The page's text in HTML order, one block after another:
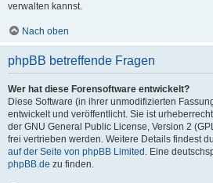
verwalten kannst.
Nach oben
phpBB betreffende Fragen
Wer hat diese Forensoftware entwickelt?
Diese Software (in ihrer unmodifizierten
entwickelt und veröffentlicht. Sie ist
der GNU General Public License, Version 2
frei vertrieben werden. Weitere Details findest du
auf der Seite von phpBB Limited . Eine
phpBB.de zu finden.